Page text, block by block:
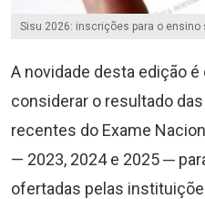
Sisu 2026: inscrições para o
A novidade desta edição é
considerar o resultado
recentes do Exame
— 2023, 2024 e 2025 ─
ofertadas pelas